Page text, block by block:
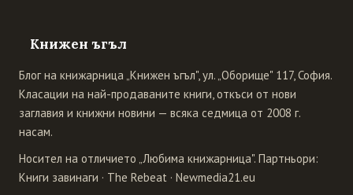
Книжен ъгъл
Блог на книжарница „Книжен ъгъл", ул. „Оборище" 117, София.
Класации на най-продаваните книги, откъси от нови
заглавия и книжни новини — всяка седмица от 2008 г.
насам.
Носител на отличието „Любима книжарница". Партньори:
Книги завинаги · The Rebeat · Newmedia21.eu